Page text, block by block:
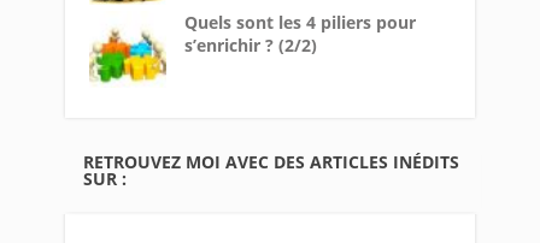
Quels sont les 4 piliers pour
s’enrichir ? (2/2)
RETROUVEZ MOI AVEC DES ARTICLES INÉDITS
SUR :